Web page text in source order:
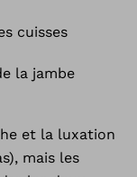
cuisses
la jambe
et la luxation
mais les